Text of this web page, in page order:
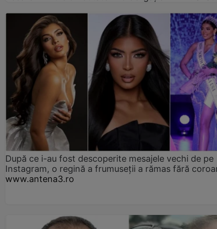
După ce i-au fost descoperite mesajele vechi de pe
Instagram, o regină a frumuseții a rămas fără
www.antena3.ro